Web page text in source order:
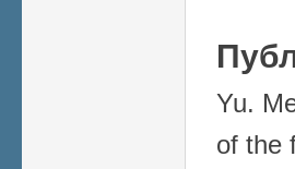
Yu.
of the